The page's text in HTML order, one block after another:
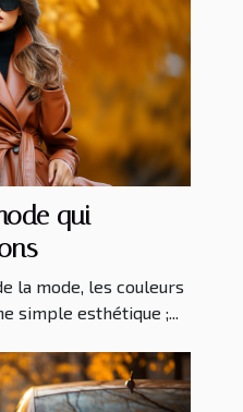
qui
la mode, les couleurs
simple esthétique ;...